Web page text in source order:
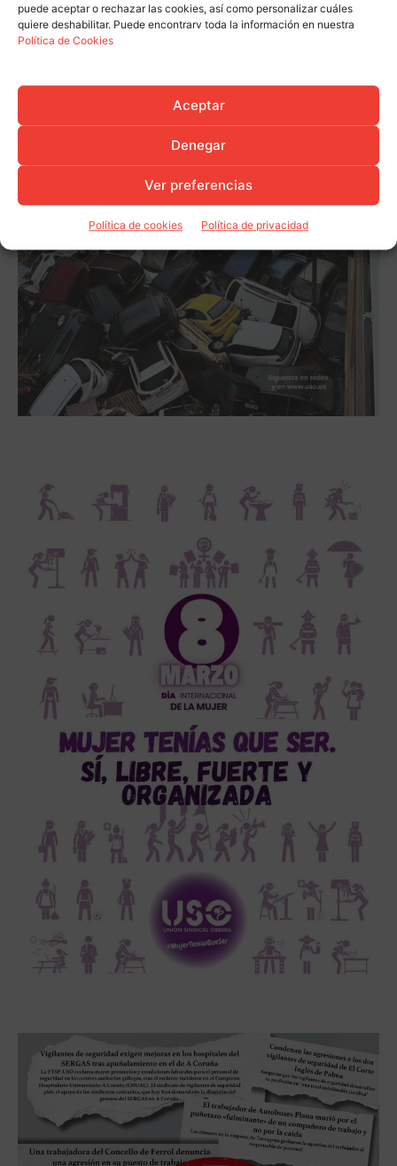
puede aceptar o rechazar las cookies, así como personalizar cuáles
quiere deshabilitar. Puede encontrarv toda la información en nuestra
Política de Cookies
Aceptar
Denegar
Ver preferencias
Política de cookies Política de privacidad